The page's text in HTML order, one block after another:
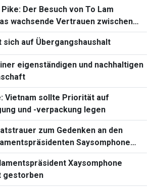
Der Besuch von To Lam
wachsende Vertrauen zwischen
sich auf Übergangshaushalt
eigenständigen und nachhaltigen
Vietnam sollte Priorität auf
und -verpackung legen
zum Gedenken an den
Saysomphone
Xaysomphone
gestorben